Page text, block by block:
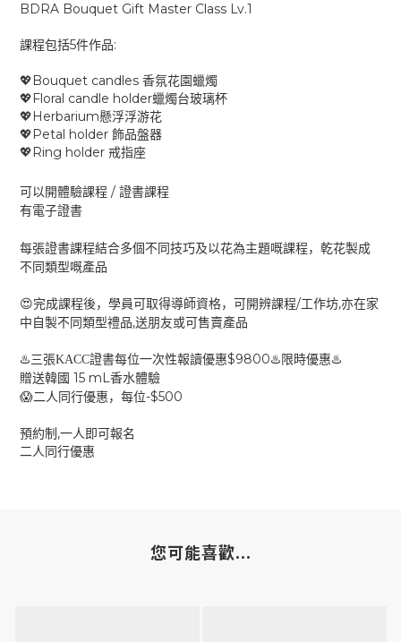
BDRA Bouquet Gift Master Class Lv.1
課程包括5件作品:
💖Bouquet candles 香氛花園蠟燭
💖Floral candle holder蠟燭台玻璃杯
💖Herbarium懸浮浮游花
💖Petal holder 飾品盤器
💖Ring holder 戒指座
可以開體驗課程 / 證書課程
有電子證書
每張證書課程結合多個不同技巧及以花為主題嘅課程，乾花製成
不同類型嘅產品
😍完成課程後，學員可取得導師資格，可開辨課程/工作坊,亦在家
中自製不同類型禮品,送朋友或可售賣產品
♨️三張KACC證書每位一次性報讀優惠$9800♨️ 限時優惠♨️
贈送韓國 15 mL香水體驗
😱二人同行優惠，每位-$500
預約制 ,一人即可報名
二人同行優惠
您可能喜歡...